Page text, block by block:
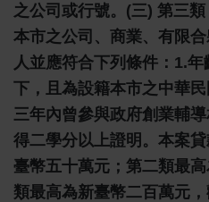
之公司或行號。(三) 第三
本市之公司、商業、有限
人並應符合下列條件：1.
下，且為設籍本市之中華
三年內曾參與政府創業輔
得二學分以上證明。本案
臺幣五十萬元；第二類最
類最高為新臺幣二百萬元